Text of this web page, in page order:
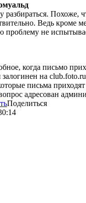
разбираться. Похоже,
Ведь кроме
проблему не
когда письмо
на
письма
адресован
Поделиться